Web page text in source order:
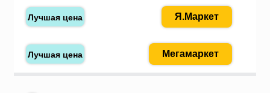
Я.Маркет
Мегамаркет